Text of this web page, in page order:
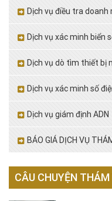
Dịch vụ điều tra doanh
Dịch vụ xác minh biển
Dịch vụ dò tìm thiết bị
Dịch vụ xác minh số
Dịch vụ giám định ADN
BÁO GIÁ DỊCH VỤ
CÂU CHUYỆN